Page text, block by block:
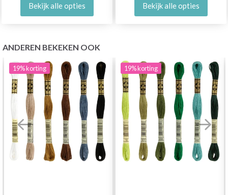
Bekijk alle opties Bekijk alle opties
ANDEREN BEKEKEN OOK
19%korting 19%korting